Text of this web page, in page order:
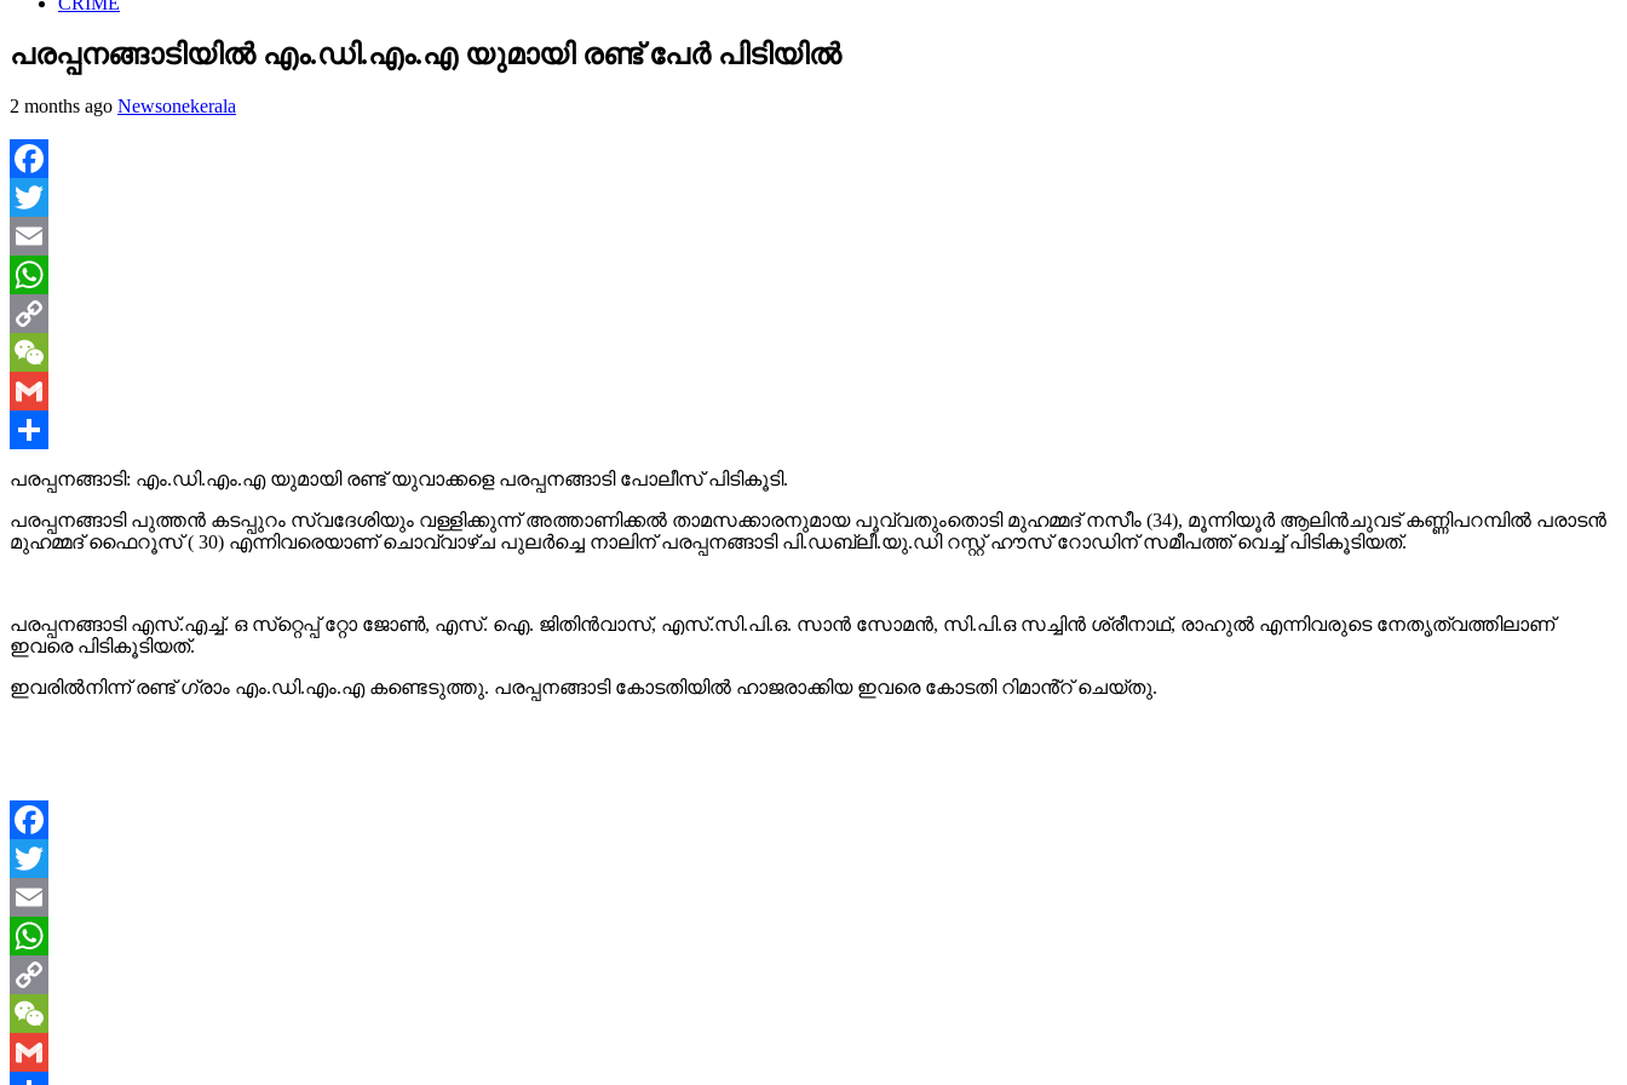
പരപ്പനങ്ങാടിയിൽ എം.ഡി.എം.എ യുമായി രണ്ട് പേർ പിടിയിൽ
2 months ago Newsonekerala
Facebook
Twitter
Email
WhatsApp
Copy
Link
WeChat
Gmail
പരപ്പനങ്ങാടി: എം.ഡി.എം.എ യുമായി രണ്ട് യുവാക്കളെ പരപ്പനങ്ങാടി പോലീസ് പിടികൂടി.
പരപ്പനങ്ങാടി പുത്തൻ കടപ്പുറം സ്വദേശിയും വള്ളിക്കുന്ന് അത്താണിക്കൽ താമസക്കാരനുമായ പൂവ്വതുംതൊടി മുഹമ്മദ് നസീം (34), മൂന്നിയൂർ ആലിൻചുവട് കണ്ണിപറമ്പിൽ പരാടൻ
മുഹമ്മദ് ഫൈറൂസ് ( 30) എന്നിവരെയാണ് ചൊവ്വാഴ്ച പുലർച്ചെ നാലിന് പരപ്പനങ്ങാടി പി.ഡബ്ലീ.യു.ഡി റസ്റ്റ് ഹൗസ് റോഡിന് സമീപത്ത് വെച്ച് പിടികൂടിയത്.
പരപ്പനങ്ങാടി എസ്.എച്ച്. ഒ സ്‌റ്റെപ്പ് റ്റോ ജോൺ, എസ്. ഐ. ജിതിൻവാസ്, എസ്.സി.പി.ഒ. സാൻ സോമൻ, സി.പി.ഒ സച്ചിൻ ശ്രീനാഥ്, രാഹുൽ എന്നിവരുടെ നേതൃത്വത്തിലാണ്
ഇവരെ പിടികൂടിയത്.
ഇവരിൽനിന്ന് രണ്ട് ഗ്രാം എം.ഡി.എം.എ കണ്ടെടുത്തു. പരപ്പനങ്ങാടി കോടതിയിൽ ഹാജരാക്കിയ ഇവരെ കോടതി റിമാൻ്റ് ചെയ്തു.
Facebook
Twitter
Email
WhatsApp
Copy
Link
WeChat